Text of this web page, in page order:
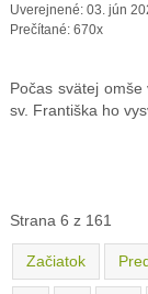
Uverejnené: 03. jún
Prečítané: 670x
Počas svätej
sv. Františka ho
Strana 6 z 161
Začiatok